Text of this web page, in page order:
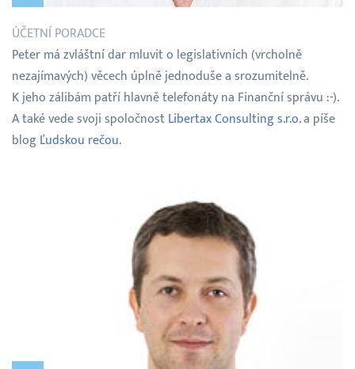
ÚČETNÍ PORADCE
Peter má zvláštní dar mluvit o legislativních (vrcholně
nezajímavých) věcech úplně jednoduše a srozumitelně.
K jeho zálibám patří hlavně telefonáty na Finanční správu :-).
A také vede svoji spoločnostLibertax Consulting s.r.o.a píše
blogĽudskou rečou.